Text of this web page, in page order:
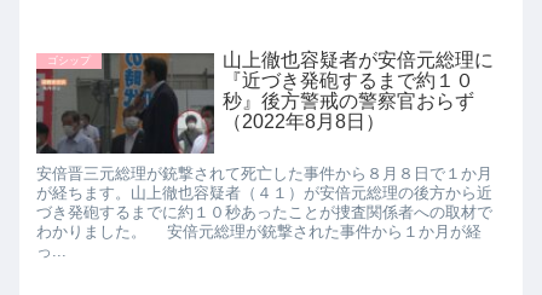
ゴシップ
山上徹也容疑者が安倍元総理に
『近づき発砲するまで約１０
秒』後方警戒の警察官おらず
（2022年8月8日）
安倍晋三元総理が銃撃されて死亡した事件から８月８日で１か月
が経ちます。山上徹也容疑者（４１）が安倍元総理の後方から近
づき発砲するまでに約１０秒あったことが捜査関係者への取材で
わかりました。 安倍元総理が銃撃された事件から１か月が経
っ...